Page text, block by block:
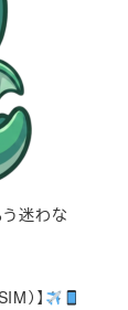
う迷わな
）】